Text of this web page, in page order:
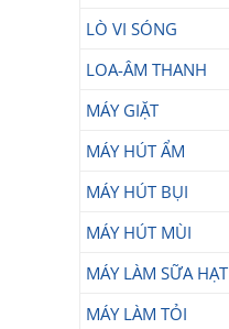
LÒ VI SÓNG
LOA-ÂM THANH
MÁY GIẶT
MÁY HÚT ẨM
MÁY HÚT BỤI
MÁY HÚT MÙI
MÁY LÀM SỮA HẠT
MÁY LÀM TỎI